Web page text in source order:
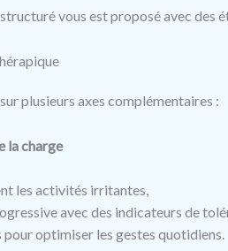
vous est proposé avec des
plusieurs axes complémentaires :
la charge
les activités irritantes,
avec des indicateurs de
optimiser les gestes quotidiens.